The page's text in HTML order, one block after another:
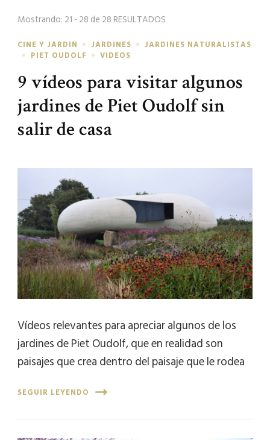
Mostrando: 21 - 28 de 28 RESULTADOS
CINE Y JARDIN JARDINES
JARDINES NATURALISTAS
PIET OUDOLF
VIDEOS
9 vídeos para visitar algunos
jardines de Piet Oudolf sin
salir de casa
Vídeos relevantes para apreciar algunos de los
jardines de Piet Oudolf, que en realidad son
paisajes que crea dentro del paisaje que le rodea
SEGUIR LEYENDO